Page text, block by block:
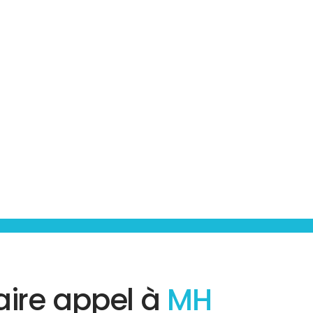
appel à MH